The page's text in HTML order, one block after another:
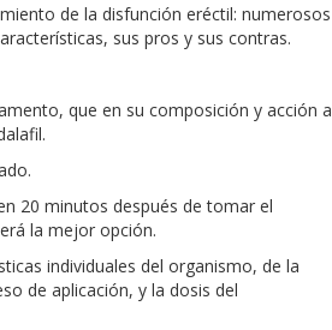
de la disfunción eréctil: numerosos
sus pros y sus contras.
que en su composición y acción a
20 minutos después de tomar el
la mejor opción.
individuales del organismo, de la
de aplicación, y la dosis del